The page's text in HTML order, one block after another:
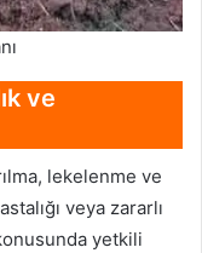
ve
lekelenme ve
veya zararlı
yetkili